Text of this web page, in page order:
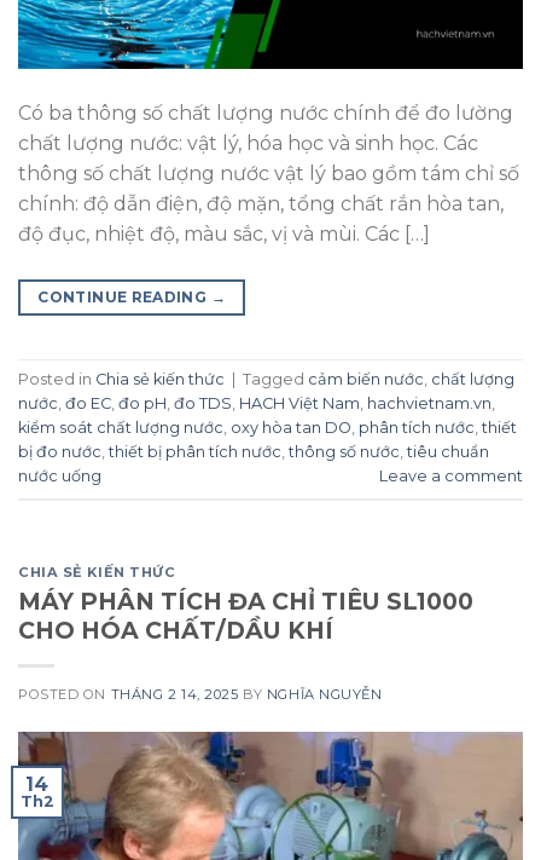
Có ba thông số chất lượng nước chính để đo lường
chất lượng nước: vật lý, hóa học và sinh học. Các
thông số chất lượng nước vật lý bao gồm tám chỉ số
chính: độ dẫn điện, độ mặn, tổng chất rắn hòa tan,
độ đục, nhiệt độ, màu sắc, vị và mùi. Các […]
CONTINUE READING →
Posted in Chia sẻ kiến thức Tagged cảm biến nước, chất lượng
nước, đo EC, đo pH, đo TDS, HACH Việt Nam, hachvietnam.vn,
kiểm soát chất lượng nước, oxy hòa tan DO, phân tích nước,thiết
bị đo nước,thiết bị phân tích nước,thông số nước,tiêu chuẩn
nước uống
Leave a comment
CHIA SẺ KIẾN THỨC
MÁY PHÂN TÍCH ĐA CHỈ TIÊU SL1000
CHO HÓA CHẤT/DẦU KHÍ
POSTED ON THÁNG 2 14, 2025 BY NGHĨA NGUYỄN
14
Th2